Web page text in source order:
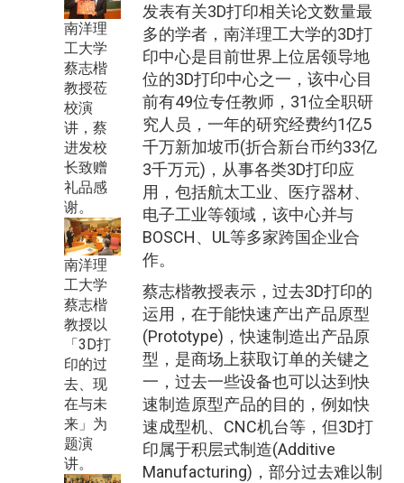
南洋理
工大学
蔡志楷
教授莅
校演
讲，蔡
进发校
长致赠
礼品感
谢。
南洋理
工大学
蔡志楷
教授以
「3D打
印的过
去、现
在与未
来」为
题演
讲。
发表有关3D打印相关论文数量最
多的学者，南洋理工大学的3D打
印中心是目前世界上位居领导地
位的3D打印中心之一，该中心目
前有49位专任教师，31位全职研
究人员，一年的研究经费约1亿5
千万新加坡币(折合新台币约33亿
3千万元)，从事各类3D打印应
用，包括航太工业、医疗器材、
电子工业等领域，该中心并与
BOSCH、UL等多家跨国企业合
作。
蔡志楷教授表示，过去3D打印的
运用，在于能快速产出产品原型
(Prototype)，快速制造出产品原
型，是商场上获取订单的关键之
一，过去一些设备也可以达到快
速制造原型产品的目的，例如快
速成型机、CNC机台等，但3D打
印属于积层式制造(Additive
Manufacturing)，部分过去难以制